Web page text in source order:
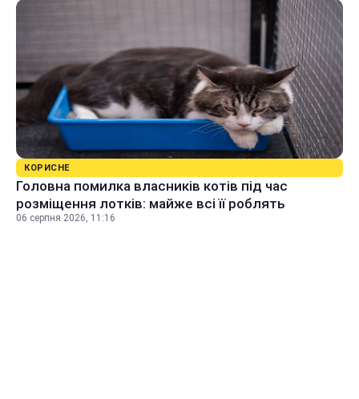
КОРИСНЕ
Головна помилка власників котів під час
розміщення лотків: майже всі її роблять
06 серпня 2026, 11:16